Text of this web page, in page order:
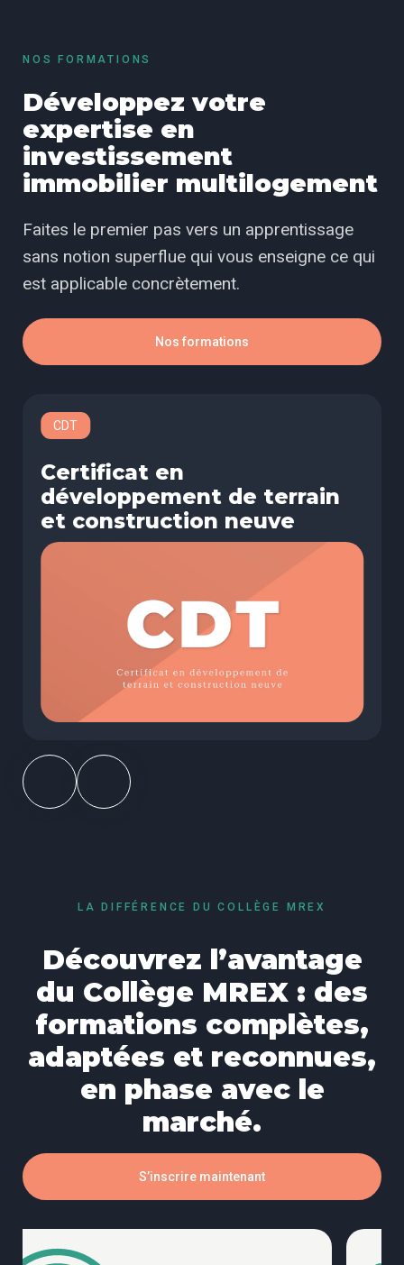
NOS FORMATIONS
Développez votre
expertise en
investissement
immobilier multilogement
Faites le premier pas vers un apprentissage
sans notion superflue qui vous enseigne ce qui
est applicable concrètement.
Nos formations
CDT
Certificat en
développement de terrain
et construction neuve
LA DIFFÉRENCE DU COLLÈGE MREX
Découvrez l’avantage
du Collège MREX : des
formations complètes,
adaptées et reconnues,
en phase avec le
marché.
S’inscrire maintenant